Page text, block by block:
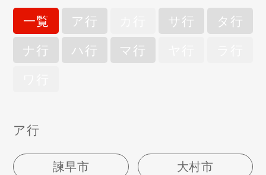
一覧 ア行 サ行 タ行
ナ行 ハ行 マ行
ア行
諫早市 大村市